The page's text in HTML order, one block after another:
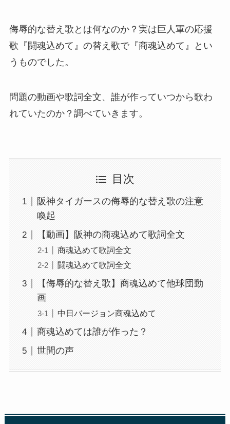
侮辱的な替え歌とは何なのか？実は巨人軍の応援
歌『闘魂込めて』の替え歌で『商魂込めて』とい
うものでした。
問題の動画や歌詞全文、誰が作っていつから歌わ
れていたのか？調べていきます。
目次
阪神タイガースの侮辱的な替え歌の注意
喚起
【動画】阪神の商魂込めて歌詞全文
商魂込めて歌詞全文
闘魂込めて歌詞全文
【侮辱的な替え歌】商魂込めて他球団動
画
中日バージョン商魂込めて
商魂込めては誰が作った？
世間の声